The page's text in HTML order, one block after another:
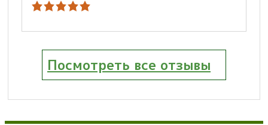
Посмотреть все отзывы